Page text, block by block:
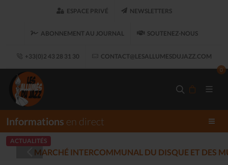
ESPACE PRIVÉ NEWSLETTERS
ABONNEMENT AU JOURNAL SOUTENEZ-NOUS
+33(0)2 43 28 31 30 CONTACT@LESALLUMESDUJAZZ.COM
0
Informations en direct
ACTUALITÉS
LES ALLUMÉS DU